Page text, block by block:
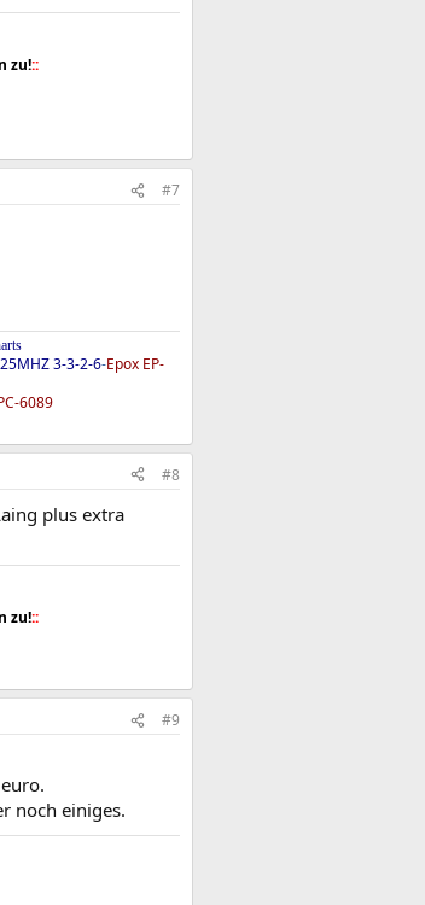
zu!::
#7
3-3-2-6-Epox EP-
6089
#8
plus extra
zu!::
#9
noch einiges.